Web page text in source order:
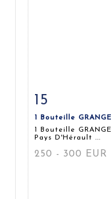
Fiche détaillée
15
1 Bouteille
1 Bouteille
Pays D'Hérault ...
250 - 300 EUR